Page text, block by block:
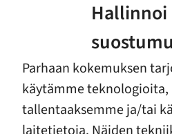
Hallinnoi
Parhaan kokemuksen
käytämme teknologioita,
tallentaaksemme ja/tai
Tatu Iisakkila, lähijohtaja,
kokemustoimija Abolfazl
11.15 Lounastauko
12.00 Suomen somaliäitien
ja työmarkkinoille